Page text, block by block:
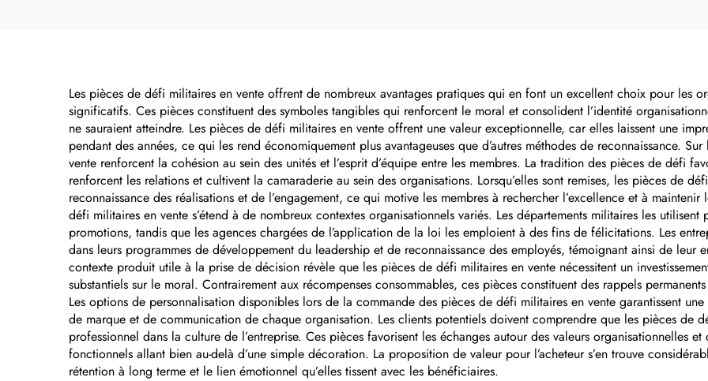
européennes,
étiquettes
d'immatriculation
avant, panneau
signalétique
personnalisable
étiquettes
laser,
nominatives
aluminium
autocollant
Les pièces de défi militaires en vente offrent de nombreux avantages pratiques qui en font un excellent choix pour les
significatifs. Ces pièces constituent des symboles tangibles qui renforcent le moral et consolident l’identité
ne sauraient atteindre. Les pièces de défi militaires en vente offrent une valeur exceptionnelle, car elles laissent une
pendant des années, ce qui les rend économiquement plus avantageuses que d’autres méthodes de reconnaissance.
vente renforcent la cohésion au sein des unités et l’esprit d’équipe entre les membres. La tradition des pièces de défi
renforcent les relations et cultivent la camaraderie au sein des organisations. Lorsqu’elles sont remises, les pièces de
reconnaissance des réalisations et de l’engagement, ce qui motive les membres à rechercher l’excellence et à
défi militaires en vente s’étend à de nombreux contextes organisationnels variés. Les départements militaires les
promotions, tandis que les agences chargées de l’application de la loi les emploient à des fins de félicitations. Les
dans leurs programmes de développement du leadership et de reconnaissance des employés, témoignant ainsi de leur
contexte produit utile à la prise de décision révèle que les pièces de défi militaires en vente nécessitent un
substantiels sur le moral. Contrairement aux récompenses consommables, ces pièces constituent des rappels
Les options de personnalisation disponibles lors de la commande des pièces de défi militaires en vente garantissent
de marque et de communication de chaque organisation. Les clients potentiels doivent comprendre que les pièces de
professionnel dans la culture de l’entreprise. Ces pièces favorisent les échanges autour des valeurs organisationnelles
fonctionnels allant bien au-delà d’une simple décoration. La proposition de valeur pour l’acheteur s’en trouve
rétention à long terme et le lien émotionnel qu’elles tissent avec les bénéficiaires.